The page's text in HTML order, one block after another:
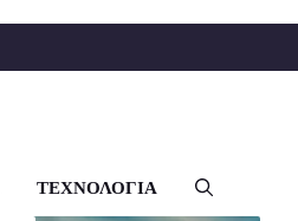
ΤΕΧΝΟΛΟΓΙΑ